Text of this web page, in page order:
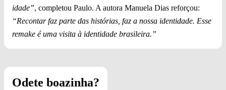
idade”, completou Paulo. A autora Manuela Dias reforçou:
“Recontar faz parte das histórias, faz a nossa identidade. Esse
remake é uma visita à identidade brasileira.”
Odete boazinha?